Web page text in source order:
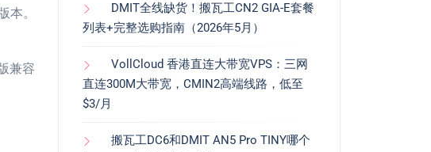
本。
兼容
DMIT全线缺货！搬瓦工CN2 GIA-E套餐
列表+完整选购指南（2026年5月）
VollCloud 香港直连大带宽VPS：三网
直连300M大带宽，CMIN2高端线路，低至
$3/月
搬瓦工DC6和DMIT AN5 Pro TINY哪个